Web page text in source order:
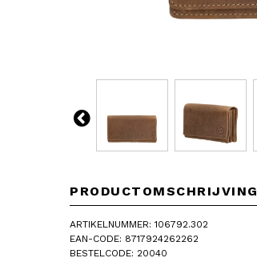
PRODUCTOMSCHRIJVING
ARTIKELNUMMER: 106792.302
EAN-CODE: 8717924262262
BESTELCODE: 20040